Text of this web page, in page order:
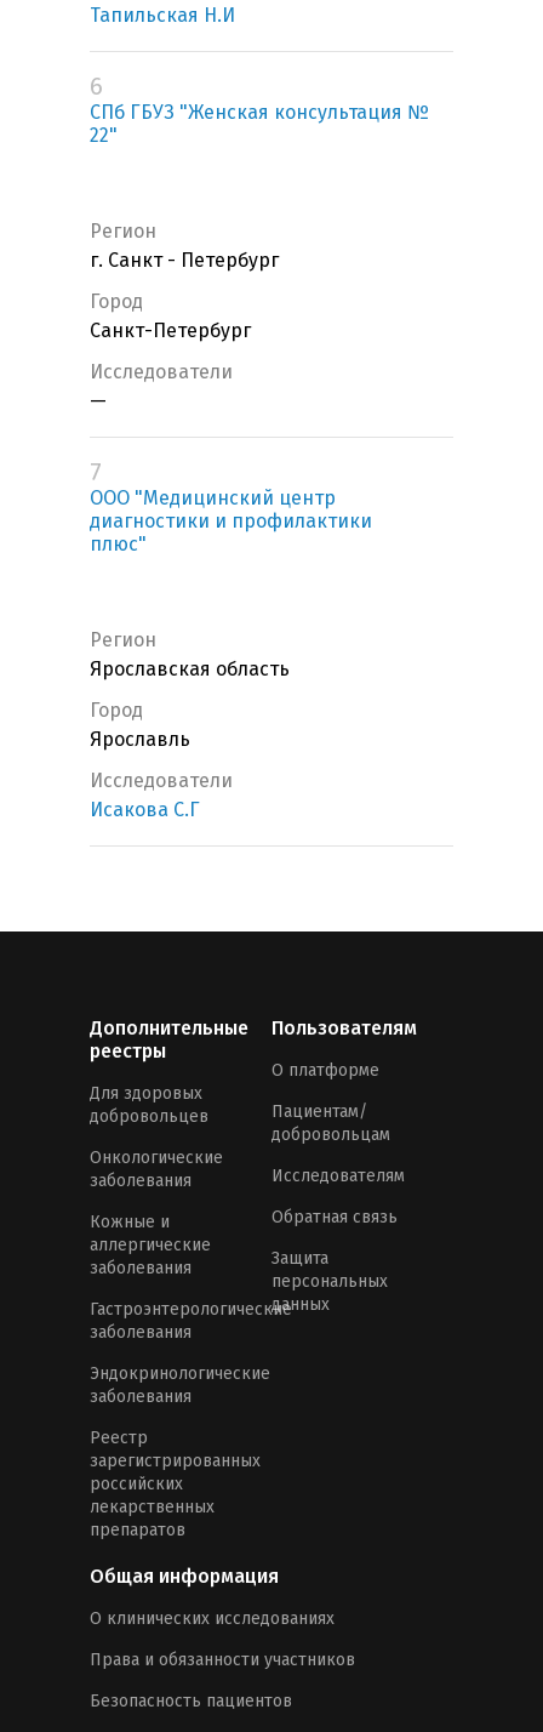
Тапильская Н.И
6
СПб ГБУЗ "Женская консультация №
22"
Регион
г. Санкт - Петербург
Город
Санкт-Петербург
Исследователи
—
7
ООО "Медицинский центр
диагностики и профилактики
плюс"
Регион
Ярославская область
Город
Ярославль
Исследователи
Исакова С.Г
Дополнительные
реестры
Для здоровых
добровольцев
Онкологические
заболевания
Кожные и
аллергические
заболевания
Гастроэнтерологические
заболевания
Эндокринологические
заболевания
Реестр
зарегистрированных
российских
лекарственных
препаратов
Пользователям
О платформе
Пациентам/
добровольцам
Исследователям
Обратная связь
Защита
персональных
данных
Общая информация
О клинических исследованиях
Права и обязанности участников
Безопасность пациентов